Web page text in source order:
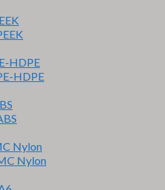
HDPE
HDPE
Nylon
Nylon